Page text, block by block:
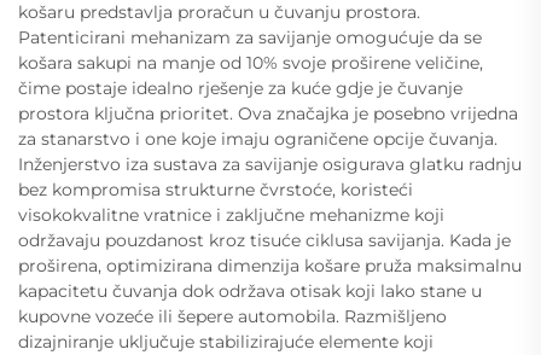
košaru predstavlja proračun u čuvanju prostora.
Patenticirani mehanizam za savijanje omogućuje da se
košara sakupi na manje od 10% svoje proširene veličine,
čime postaje idealno rješenje za kuće gdje je čuvanje
prostora ključna prioritet. Ova značajka je posebno vrijedna
za stanarstvo i one koje imaju ograničene opcije čuvanja.
Inženjerstvo iza sustava za savijanje osigurava glatku radnju
bez kompromisa strukturne čvrstoće, koristeći
visokokvalitne vratnice i zaključne mehanizme koji
održavaju pouzdanost kroz tisuće ciklusa savijanja. Kada je
proširena, optimizirana dimenzija košare pruža maksimalnu
kapacitetu čuvanja dok održava otisak koji lako stane u
kupovne vozeće ili šepere automobila. Razmišljeno
dizajniranje uključuje stabilizirajuće elemente koji